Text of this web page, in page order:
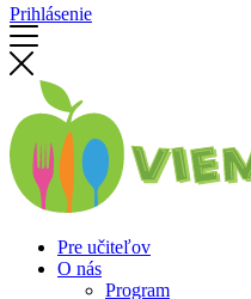
Prihlásenie
Pre učiteľov
O nás
Program